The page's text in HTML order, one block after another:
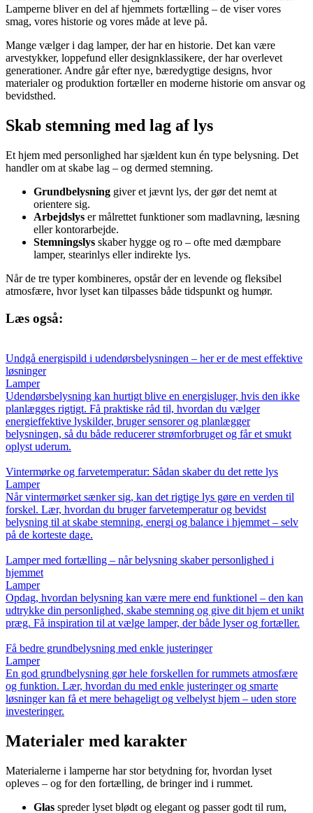
Lamperne bliver en del af hjemmets fortælling – de viser vores
smag, vores historie og vores måde at leve på.
Mange vælger i dag lamper, der har en historie. Det kan være
arvestykker, loppefund eller designklassikere, der har overlevet
generationer. Andre går efter nye, bæredygtige designs, hvor
materialer og produktion fortæller en moderne historie om ansvar og
bevidsthed.
Skab stemning med lag af lys
Et hjem med personlighed har sjældent kun én type belysning. Det
handler om at skabe lag – og dermed stemning.
Grundbelysning giver et jævnt lys, der gør det nemt at
orientere sig.
Arbejdslys er målrettet funktioner som madlavning, læsning
eller kontorarbejde.
Stemningslys skaber hygge og ro – ofte med dæmpbare
lamper, stearinlys eller indirekte lys.
Når de tre typer kombineres, opstår der en levende og fleksibel
atmosfære, hvor lyset kan tilpasses både tidspunkt og humør.
Læs også:
Undgå energispild i udendørsbelysningen – her er de mest effektive
løsninger
Lamper
Udendørsbelysning kan hurtigt blive en energisluger, hvis den ikke
planlægges rigtigt. Få praktiske råd til, hvordan du vælger
energieffektive lyskilder, bruger sensorer og planlægger
belysningen, så du både reducerer strømforbruget og får et smukt
oplyst uderum.
Vintermørke og farvetemperatur: Sådan skaber du det rette lys
Lamper
Når vintermørket sænker sig, kan det rigtige lys gøre en verden til
forskel. Lær, hvordan du bruger farvetemperatur og bevidst
belysning til at skabe stemning, energi og balance i hjemmet – selv
på de korteste dage.
Lamper med fortælling – når belysning skaber personlighed i
hjemmet
Lamper
Opdag, hvordan belysning kan være mere end funktionel – den kan
udtrykke din personlighed, skabe stemning og give dit hjem et unikt
præg. Få inspiration til at vælge lamper, der både lyser og fortæller.
Få bedre grundbelysning med enkle justeringer
Lamper
En god grundbelysning gør hele forskellen for rummets atmosfære
og funktion. Lær, hvordan du med enkle justeringer og smarte
løsninger kan få et mere behageligt og velbelyst hjem – uden store
investeringer.
Materialer med karakter
Materialerne i lamperne har stor betydning for, hvordan lyset
opleves – og for den fortælling, de bringer ind i rummet.
Glas spreder lyset blødt og elegant og passer godt til rum,